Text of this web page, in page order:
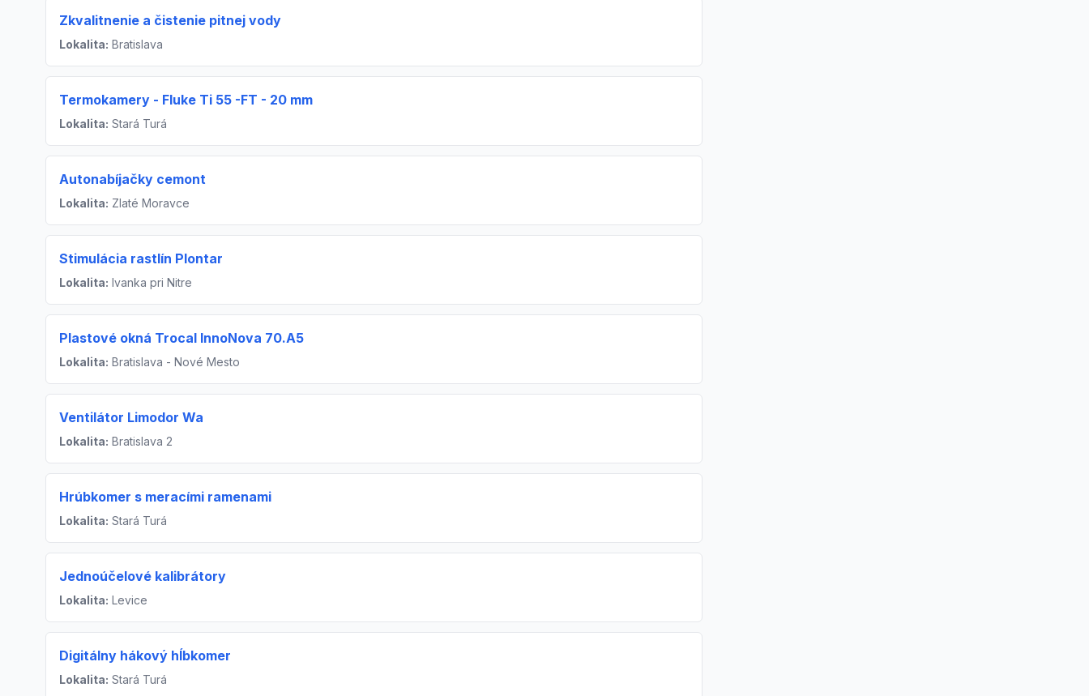
Zkvalitnenie a čistenie pitnej vody
Lokalita: Bratislava
Termokamery - Fluke Ti 55 -FT - 20 mm
Lokalita: Stará Turá
Autonabíjačky cemont
Lokalita: Zlaté Moravce
Stimulácia rastlín Plontar
Lokalita: Ivanka pri Nitre
Plastové okná Trocal InnoNova 70.A5
Lokalita: Bratislava - Nové Mesto
Ventilátor Limodor Wa
Lokalita: Bratislava 2
Hrúbkomer s meracími ramenami
Lokalita: Stará Turá
Jednoúčelové kalibrátory
Lokalita: Levice
Digitálny hákový hĺbkomer
Lokalita: Stará Turá